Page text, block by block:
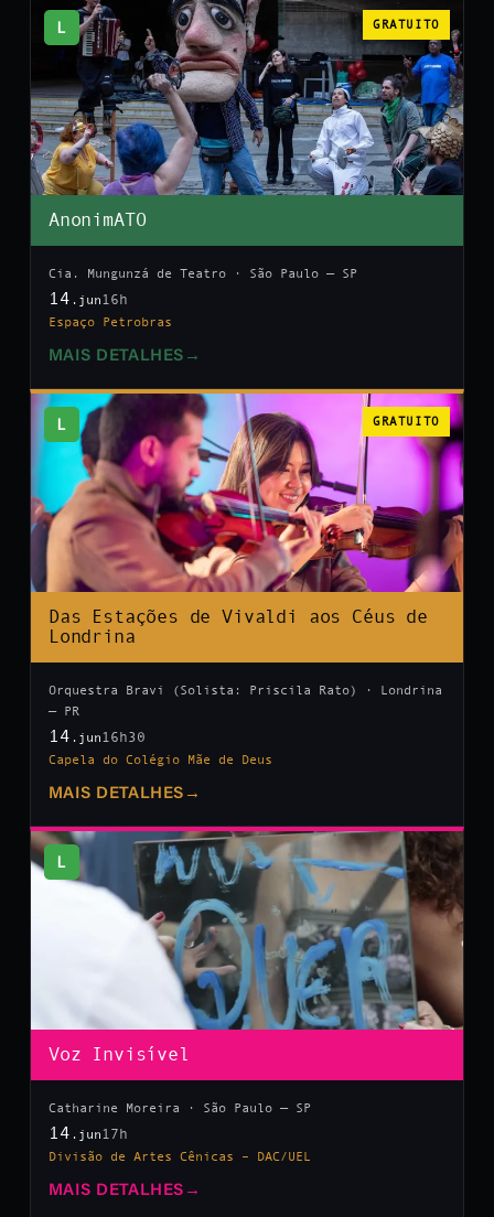
L GRATUITO
AnonimATO
Cia. Mungunzá de Teatro · São Paulo — SP
14 .jun 16h
Espaço Petrobras
MAIS DETALHES →
L GRATUITO
Das Estações de Vivaldi aos Céus de
Londrina
Orquestra Bravi (Solista: Priscila Rato) · Londrina
— PR
14 .jun 16h30
Capela do Colégio Mãe de Deus
MAIS DETALHES →
L
Voz Invisível
Catharine Moreira · São Paulo — SP
14 .jun 17h
Divisão de Artes Cênicas – DAC/UEL
MAIS DETALHES →